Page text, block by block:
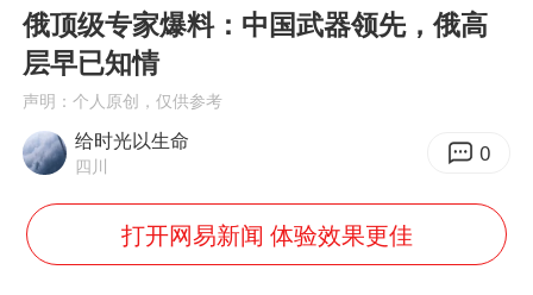
武契奇会见泽连斯基有何意图
上海大部迎大暴雨
方桃子代言广告视频已下架
“伊斯兰版北约”出现
俄顶级专家爆料：中国武器领先，俄高
层早已知情
声明：个人原创，仅供参考
给时光以生命
四川 0
打开网易新闻 体验效果更佳